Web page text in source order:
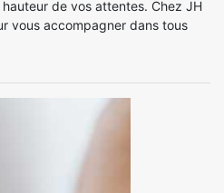
de vos attentes. Chez JH
vous accompagner dans tous